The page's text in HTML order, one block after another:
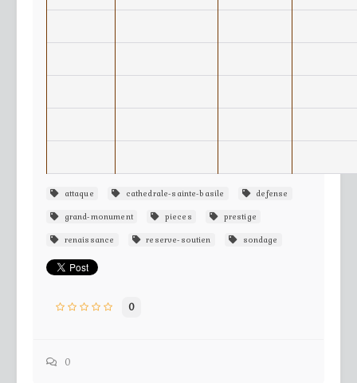
attaque cathedrale-sainte-basile
defense
grand-monument
pieces
prestige
renaissance
reserve-soutien sondage
0
0